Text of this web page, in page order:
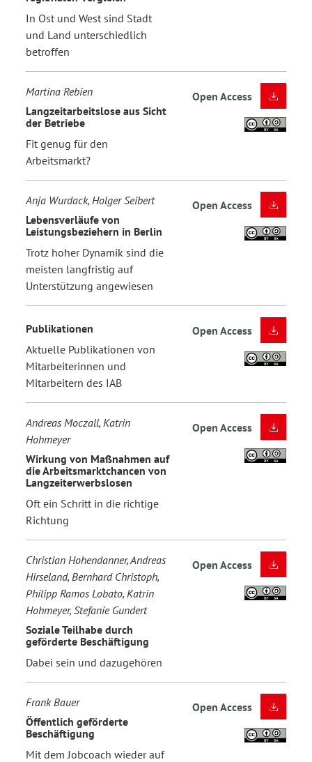
In Ost und West sind Stadt
und Land unterschiedlich
betroffen
Martina Rebien
Langzeitarbeitslose aus Sicht
der Betriebe
Fit genug für den
Arbeitsmarkt?
Open Access
Anja Wurdack, Holger Seibert
Lebensverläufe von
Leistungsbeziehern in Berlin
Trotz hoher Dynamik sind die
meisten langfristig auf
Unterstützung angewiesen
Open Access
Publikationen
Aktuelle Publikationen von
Mitarbeiterinnen und
Mitarbeitern des IAB
Open Access
Andreas Moczall, Katrin
Hohmeyer
Wirkung von Maßnahmen auf
die Arbeitsmarktchancen von
Langzeiterwerbslosen
Oft ein Schritt in die richtige
Richtung
Open Access
Christian Hohendanner, Andreas
Hirseland, Bernhard Christoph,
Philipp Ramos Lobato, Katrin
Hohmeyer, Stefanie Gundert
Soziale Teilhabe durch
geförderte Beschäftigung
Dabei sein und dazugehören
Open Access
Frank Bauer
Öffentlich geförderte
Beschäftigung
Mit dem Jobcoach wieder auf
Open Access